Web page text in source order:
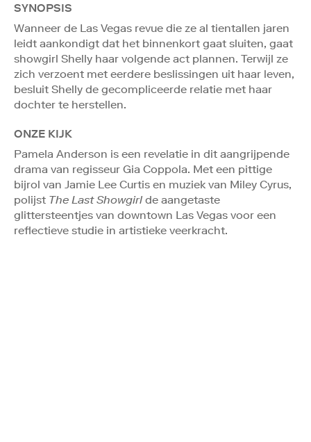
SYNOPSIS
Wanneer de Las Vegas revue die ze al tientallen jaren
leidt aankondigt dat het binnenkort gaat sluiten, gaat
showgirl Shelly haar volgende act plannen. Terwijl ze
zich verzoent met eerdere beslissingen uit haar leven,
besluit Shelly de gecompliceerde relatie met haar
dochter te herstellen.
ONZE KIJK
Pamela Anderson is een revelatie in dit aangrijpende
drama van regisseur Gia Coppola. Met een pittige
bijrol van Jamie Lee Curtis en muziek van Miley Cyrus,
polijst The Last Showgirl de aangetaste
glittersteentjes van downtown Las Vegas voor een
reflectieve studie in artistieke veerkracht.